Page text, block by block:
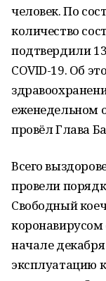
человек. По
количество
подтвердили
COVID-19. Об
еженедельном
провёл Глава
Всего
провели
Свободный
коронавирусом
начале
эксплуатацию